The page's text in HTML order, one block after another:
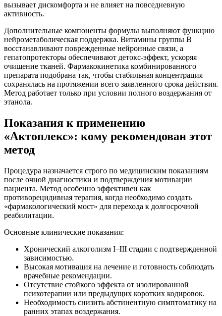
вызывает дискомфорта и не влияет на повседневную
активность.
Дополнительные компоненты формулы выполняют функцию
нейрометаболическая поддержка. Витамины группы В
восстанавливают поврежденные нейронные связи, а
гепатопротекторы обеспечивают детокс-эффект, ускоряя
очищение тканей. Фармакокинетика комбинированного
препарата подобрана так, чтобы стабильная концентрация
сохранялась на протяжении всего заявленного срока действия.
Метод работает только при условии полного воздержания от
этанола.
Показания к применению
«Актоплекс»: кому рекомендован этот
метод
Процедура назначается строго по медицинским показаниям
после очной диагностики и подтверждения мотивации
пациента. Метод особенно эффективен как
противорецидивная терапия, когда необходимо создать
«фармакологический мост» для перехода к долгосрочной
реабилитации.
Основные клинические показания:
Хронический алкоголизм I–III стадии с подтвержденной
зависимостью.
Высокая мотивация на лечение и готовность соблюдать
врачебные рекомендации.
Отсутствие стойкого эффекта от изолированной
психотерапии или предыдущих коротких кодировок.
Необходимость снизить абстинентную симптоматику на
ранних этапах воздержания.